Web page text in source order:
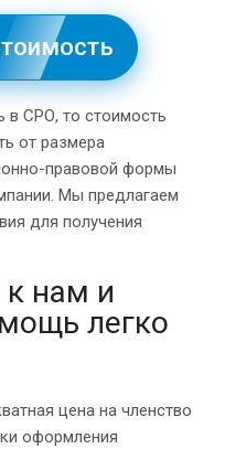
в СРО, то стоимость
от размера
правовой формы
Мы предлагаем
для получения
нам и
легко
цена на членство
оформления